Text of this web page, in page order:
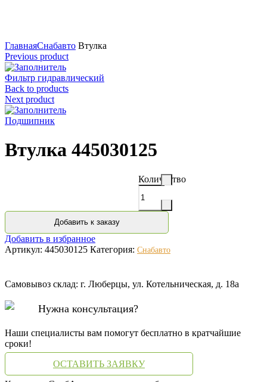
ГлавнаяСнабавто Втулка
Previous product
Фильтр гидравлический
Back to products
Next product
Подшипник
Втулка 445030125
Количество
Добавить к заказу
Добавить в избранное
Артикул: 445030125 Категория: Снабавто
Самовывоз склад: г. Люберцы, ул. Котельническая, д. 18а
Нужна консультация?
Наши специалисты вам помогут бесплатно в кратчайшие
сроки!
ОСТАВИТЬ ЗАЯВКУ